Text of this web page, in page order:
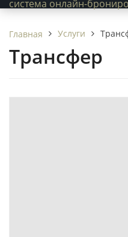
система онлайн-
Главная Услуги
Трансфер